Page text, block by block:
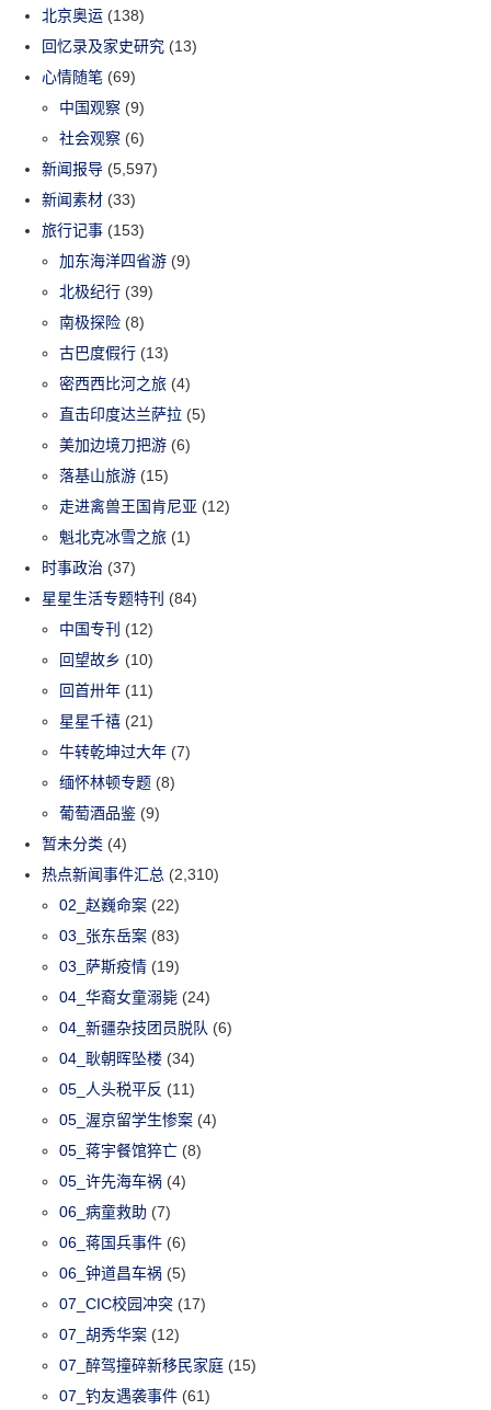
北京奥运 (138)
回忆录及家史研究 (13)
心情随笔 (69)
中国观察 (9)
社会观察 (6)
新闻报导 (5,597)
新闻素材 (33)
旅行记事 (153)
加东海洋四省游 (9)
北极纪行 (39)
南极探险 (8)
古巴度假行 (13)
密西西比河之旅 (4)
直击印度达兰萨拉 (5)
美加边境刀把游 (6)
落基山旅游 (15)
走进禽兽王国肯尼亚 (12)
魁北克冰雪之旅 (1)
时事政治 (37)
星星生活专题特刊 (84)
中国专刊 (12)
回望故乡 (10)
回首卅年 (11)
星星千禧 (21)
牛转乾坤过大年 (7)
缅怀林顿专题 (8)
葡萄酒品鉴 (9)
暂未分类 (4)
热点新闻事件汇总 (2,310)
02_赵巍命案 (22)
03_张东岳案 (83)
03_萨斯疫情 (19)
04_华裔女童溺毙 (24)
04_新疆杂技团员脱队 (6)
04_耿朝晖坠楼 (34)
05_人头税平反 (11)
05_渥京留学生惨案 (4)
05_蒋宇餐馆猝亡 (8)
05_许先海车祸 (4)
06_病童救助 (7)
06_蒋国兵事件 (6)
06_钟道昌车祸 (5)
07_CIC校园冲突 (17)
07_胡秀华案 (12)
07_醉驾撞碎新移民家庭 (15)
07_钓友遇袭事件 (61)